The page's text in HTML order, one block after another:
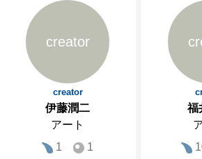
creator
creator
伊藤潤二
アート
1
1
福